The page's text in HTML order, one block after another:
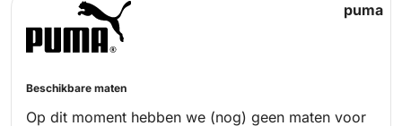
puma
Beschikbare maten
Op dit moment hebben we (nog) geen maten voor